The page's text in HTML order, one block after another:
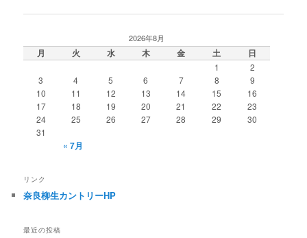
2026年8月
月 火 水 木 金 土 日
1
2
3
4 5 6 7 8
9
10
11 12 13 14 15
16
17
18 19 20 21 22
23
24
25 26 27 28 29
30
31
« 7月
リンク
奈良柳生カントリーHP
最近の投稿